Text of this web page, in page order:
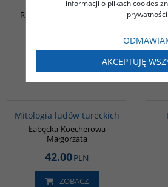
Rurarz Joanna P. / Ogarek-
Mitologia ludów tureckich
Łabęcka-Koecherowa
Małgorzata
42.00PLN
ZOBACZ
informacji o plikach cookies
AKCEPTUJĘ